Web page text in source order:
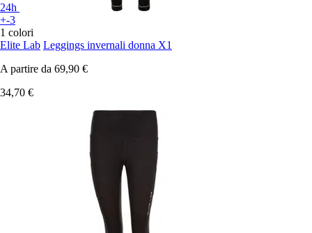
24h
+-3
1 colori
Elite Lab Leggings invernali donna X1
A partire da 69,90 €
34,70 €